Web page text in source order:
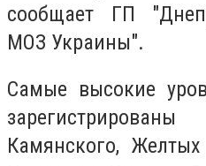
сообщает ГП
МОЗ Украины".
Самые высокие
Камянского,